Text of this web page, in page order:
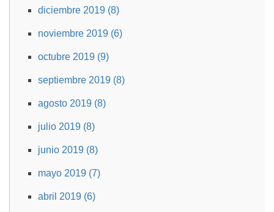
diciembre 2019 (8)
noviembre 2019 (6)
octubre 2019 (9)
septiembre 2019 (8)
agosto 2019 (8)
julio 2019 (8)
junio 2019 (8)
mayo 2019 (7)
abril 2019 (6)